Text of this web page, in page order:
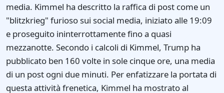
media. Kimmel ha descritto la raffica di post come un
"blitzkrieg" furioso sui social media, iniziato alle 19:09
e proseguito ininterrottamente fino a quasi
mezzanotte. Secondo i calcoli di Kimmel, Trump ha
pubblicato ben 160 volte in sole cinque ore, una media
di un post ogni due minuti. Per enfatizzare la portata di
questa attività frenetica, Kimmel ha mostrato al